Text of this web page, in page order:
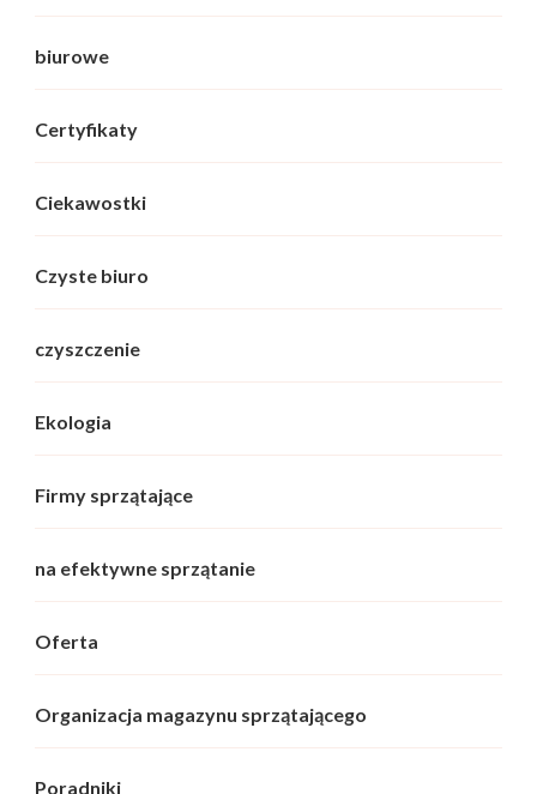
biurowe
Certyfikaty
Ciekawostki
Czyste biuro
czyszczenie
Ekologia
Firmy sprzątające
na efektywne sprzątanie
Oferta
Organizacja magazynu sprzątającego
Poradniki